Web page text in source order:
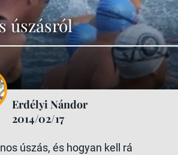
úszásról
Erdélyi Nándor
2014/02/17
úszás, és hogyan kell rá